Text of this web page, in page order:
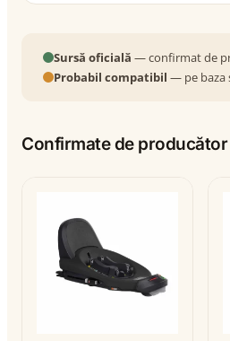
Sursă oficială — confirmat de
Probabil compatibil — pe baza
Confirmate de producător